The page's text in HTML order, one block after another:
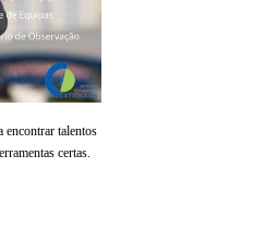
encontrar talentos
certas.